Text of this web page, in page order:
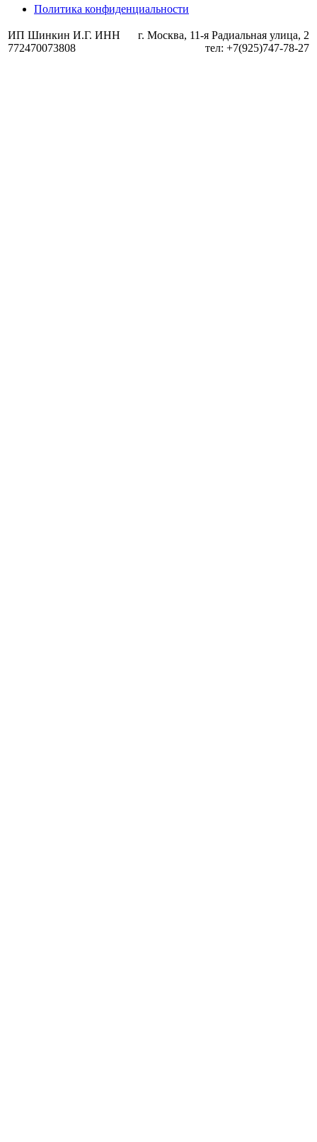
Политика конфиденциальности
ИП Шинкин И.Г. ИНН
772470073808
г. Москва, 11-я Радиальная улица, 2
тел: +7(925)747-78-27